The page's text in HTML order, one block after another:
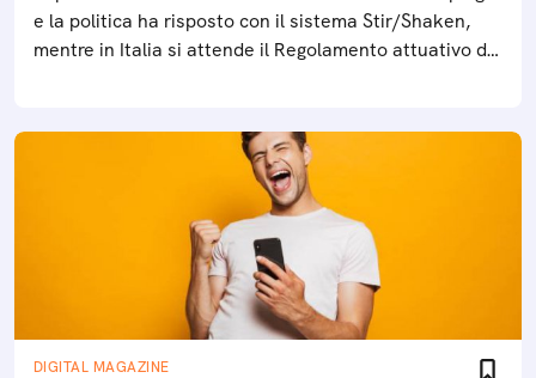
e la politica ha risposto con il sistema Stir/Shaken,
mentre in Italia si attende il Regolamento attuativo del
DIGITAL MAGAZINE